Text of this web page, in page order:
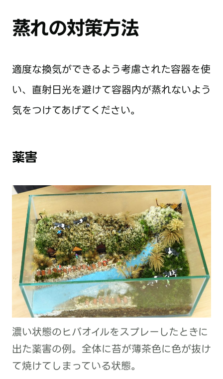
蒸れの対策方法
適度な換気ができるよう考慮された容器を使
い、直射日光を避けて容器内が蒸れないよう
気をつけてあげてください。
薬害
濃い状態のヒバオイルをスプレーしたときに
出た薬害の例。全体に苔が薄茶色に色が抜け
て焼けてしまっている状態。